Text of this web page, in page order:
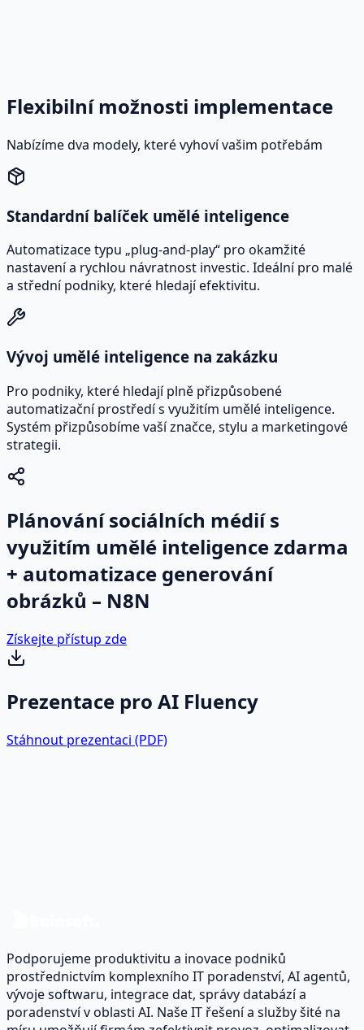
Flexibilní možnosti implementace
Nabízíme dva modely, které vyhoví vašim potřebám
Standardní balíček umělé inteligence
Automatizace typu „plug-and-play“ pro okamžité
nastavení a rychlou návratnost investic. Ideální pro malé
a střední podniky, které hledají efektivitu.
Vývoj umělé inteligence na zakázku
Pro podniky, které hledají plně přizpůsobené
automatizační prostředí s využitím umělé inteligence.
Systém přizpůsobíme vaší značce, stylu a marketingové
strategii.
Plánování sociálních médií s
využitím umělé inteligence zdarma
+ automatizace generování
obrázků – N8N
Získejte přístup zde
Prezentace pro AI Fluency
Stáhnout prezentaci (PDF)
Podporujeme produktivitu a inovace podniků
prostřednictvím komplexního IT poradenství, AI agentů,
vývoje softwaru, integrace dat, správy databází a
poradenství v oblasti AI. Naše IT řešení a služby šité na